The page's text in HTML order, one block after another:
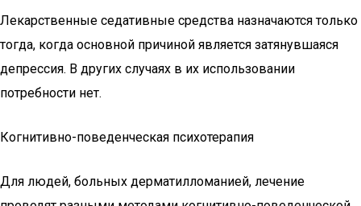
Лекарственные седативные средства назначаются только
тогда, когда основной причиной является затянувшаяся
депрессия. В других случаях в их использовании
потребности нет.
Когнитивно-поведенческая психотерапия
Для людей, больных дерматилломанией, лечение